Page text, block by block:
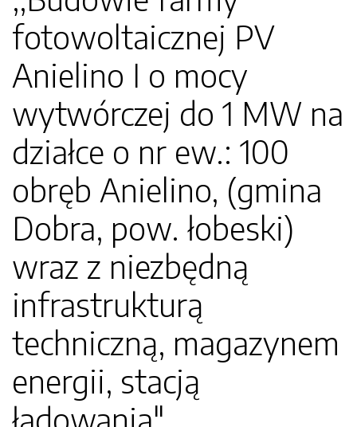
fotowoltaicznej PV
Anielino I o mocy
wytwórczej do 1 MW na
działce o nr ew.: 100
obręb Anielino, (gmina
Dobra, pow. łobeski)
wraz z niezbędną
infrastrukturą
techniczną, magazynem
energii, stacją
ładowania".